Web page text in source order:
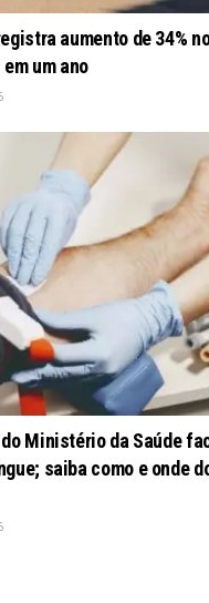
aumento de 34%
um ano
Ministério da Saúde
saiba como e onde